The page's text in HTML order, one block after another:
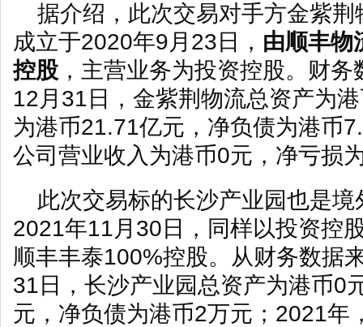
据介绍，此次交易对手方金紫
成立于2020年9月23日， 由顺丰物
控股 ，主营业务为投资控股。财
12月31日，金紫荆物流总资产为
为港币21.71亿元，净负债为港币
公司营业收入为港币0元，净亏损
此次交易标的长沙产业园也是
2021年11月30日，同样以投资控
顺丰丰泰100%控股。从财务数据
31日，长沙产业园总资产为港币0
元，净负债为港币2万元；2021年